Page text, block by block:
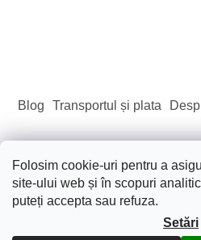
Folosim cookie-uri pentru a
site-ului web și în scopuri
puteți accepta sau refuza.
Setări
Blog Transportul și plata
Creat de
Drepturi de autor 2026